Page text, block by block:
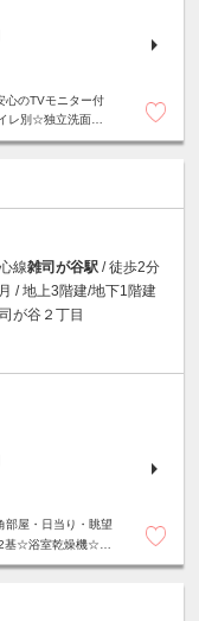
心のTVモニター付
レ別☆独立洗面台
線雑司が谷駅 / 徒歩2分
/ 地上3階建/地下1階建
が谷２丁目
部屋・日当り・眺望
基☆浴室乾燥機☆温